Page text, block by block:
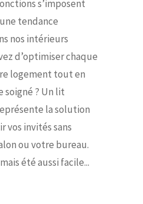
s’imposent
tendance
nos intérieurs
d’optimiser chaque
logement tout en
soigné ? Un lit
la solution
vos invités sans
ou votre bureau.
été aussi facile...